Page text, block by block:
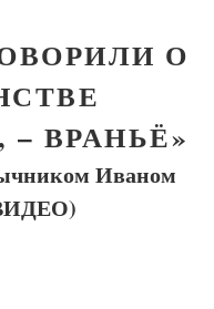
О
ВРАНЬЁ»
Иваном